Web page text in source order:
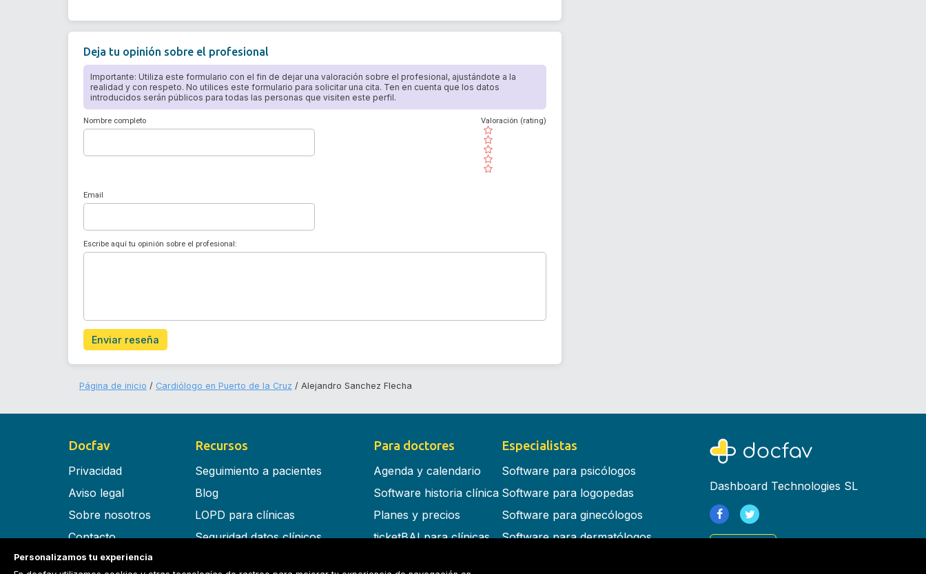
Deja tu opinión sobre el profesional
Importante: Utiliza este formulario con el fin de dejar una valoración sobre el profesional, ajustándote a la
realidad y con respeto. No utilices este formulario para solicitar una cita. Ten en cuenta que los datos
introducidos serán públicos para todas las personas que visiten este perfil.
Nombre completo
( )
( )
( )
( )
( )
Valoración (rating)
Email
Escribe aquí tu opinión sobre el profesional:
Enviar reseña
Página de inicio Cardiólogo en Puerto de la Cruz Alejandro Sanchez Flecha
Docfav
Privacidad
Aviso legal
Sobre nosotros
Contacto
Términos y condiciones
Recursos
Seguimiento a pacientes
Blog
LOPD para clínicas
Seguridad datos clínicos
Para doctores
Agenda y calendario
Software historia clínica
Planes y precios
ticketBAI para clínicas
Especialistas
Software para psicólogos
Software para logopedas
Software para ginecólogos
Software para dermatólogos
Dashboard Technologies SL
Personalizamos tu experiencia